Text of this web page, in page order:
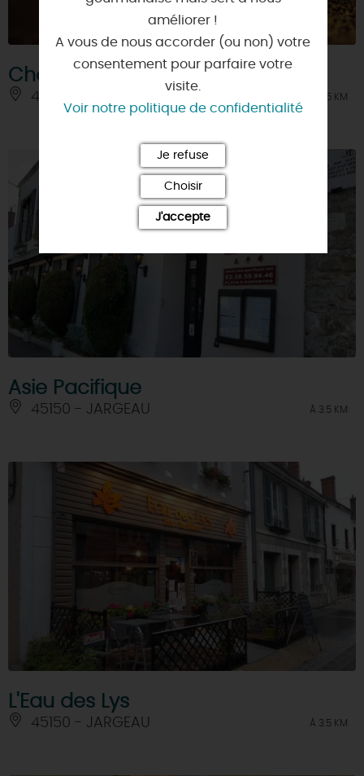
Chocolaterie Ayrole
45150 - JARGEAU À 3.5 KM
Asie Pacifique
45150 - JARGEAU À 3.5 KM
L'Eau des Lys
45150 - JARGEAU À 3.5 KM
améliorer !
A vous de nous accorder (ou non) votre
consentement pour parfaire votre
visite.
Voir notre politique de confidentialité
Je refuse
Choisir
J'accepte